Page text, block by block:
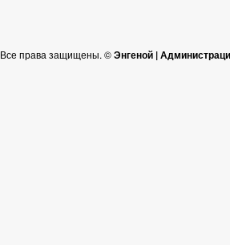
Все права защищены. ©Энгеной |